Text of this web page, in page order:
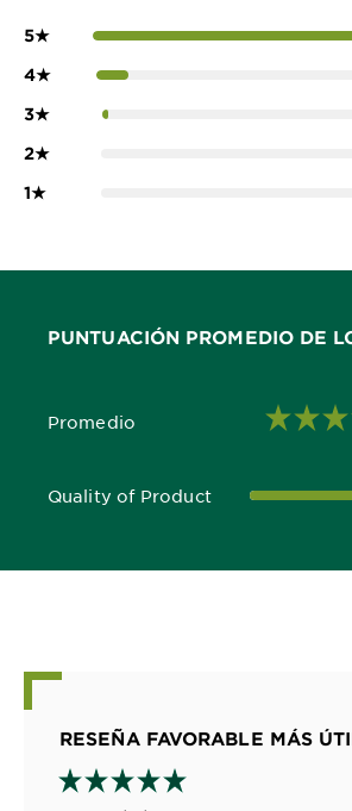
5★
4★
3★
2★
1★
PUNTUACIÓN PROMEDIO DE
Promedio
5,0 out of 5 stars
Quality of Product
5,0 out of 5 stars
RESEÑA FAVORABLE MÁS